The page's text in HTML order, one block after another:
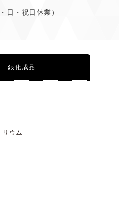
・日・祝日休業）
銀化成品
リウム